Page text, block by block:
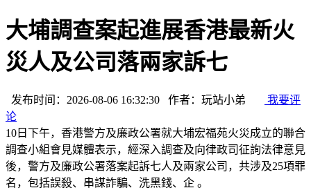
大埔調查案起進展香港最新火
災人及公司落兩家訴七
发布时间：2026-08-06 16:32:30 作者：玩站小弟
我要评
论
10日下午，香港警方及廉政公署就大埔宏福苑火災成立的聯合
調查小組會見媒體表示，經深入調查及向律政司征詢法律意見
後，警方及廉政公署落案起訴七人及兩家公司，共涉及25項罪
名，包括誤殺、串謀詐騙、洗黑錢、企 。